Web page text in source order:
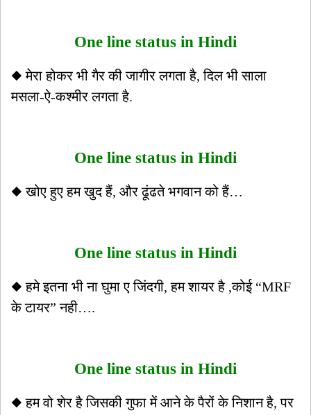
One line status in Hindi
◆ मेरा होकर भी गैर की जागीर लगता है, दिल भी साला
मसला-ऐ-कश्मीर लगता है.
One line status in Hindi
◆ खोए हुए हम खुद हैं, और ढूंढते भगवान को हैं…
One line status in Hindi
◆ हमे इतना भी ना घुमा ए जिंदगी, हम शायर है ,कोई “MRF
के टायर” नही….
One line status in Hindi
◆ हम वो शेर है जिसकी गुफा में आने के पैरों के निशान है, पर